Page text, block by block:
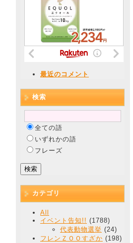
最近のコメント
検索
全ての語
いずれかの語
フレーズ
カテゴリ
All
イベント告知!! (1788)
代表動物選挙 (24)
フレンＺＯＯすざか (198)